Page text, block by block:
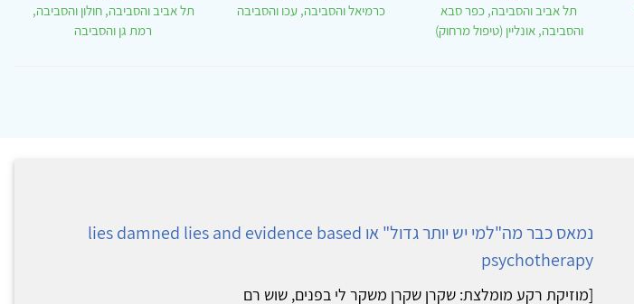
תל אביב והסביבה, כפר סבא
והסביבה, אונליין (טיפול מרחוק)
כרמיאל והסביבה, עכו והסביבה
תל אביב והסביבה, חולון והסביבה,
רמת גן והסביבה
נמאס כבר מה"למי יש יותר גדול" או lies damned lies and evidence based
psychotherapy
[מוזיקת רקע מומלצת: שקרן שקרן משקר לי בפנים, שוש רם